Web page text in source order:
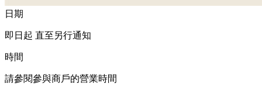
日期
即日起 直至另行通知
時間
請參閱參與商戶的營業時間